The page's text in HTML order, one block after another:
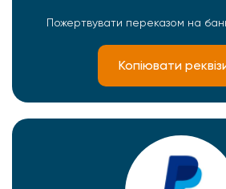
Пожертвувати переказом на
Копіювати